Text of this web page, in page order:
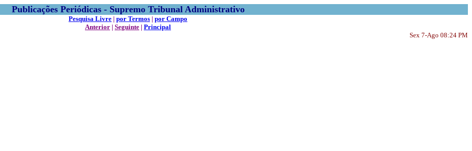
Publicações Periódicas - Supremo Tribunal Administrativo
Pesquisa Livre | por Termos | por Campo
Anterior | Seguinte | Principal
Sex 7-Ago 08:24 PM